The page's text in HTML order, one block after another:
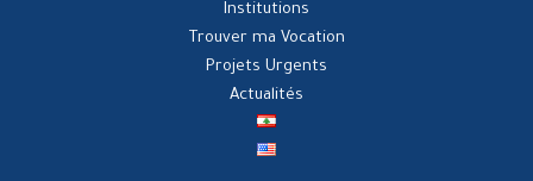
Institutions
Trouver ma Vocation
Projets Urgents
Actualités